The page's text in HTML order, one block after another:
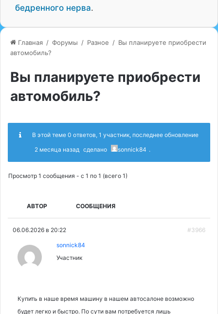
бедренного нерва.
Главная / Форумы / Разное / Вы планируете приобрести
автомобиль?
Вы планируете приобрести
автомобиль?
В этой теме 0 ответов, 1 участник, последнее обновление
2 месяца назад сделано sonnick84 .
Просмотр 1 сообщения - с 1 по 1 (всего 1)
АВТОР СООБЩЕНИЯ
06.06.2026 в 20:22 #3966
sonnick84
Участник
Купить в наше время машину в нашем автосалоне возможно
будет легко и быстро. По сути вам потребуется лишь